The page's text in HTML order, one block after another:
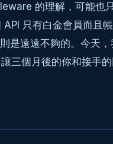
的理解，可能也
只有白金會員而且
是遠遠不夠的。今天
個月後的你和接手的